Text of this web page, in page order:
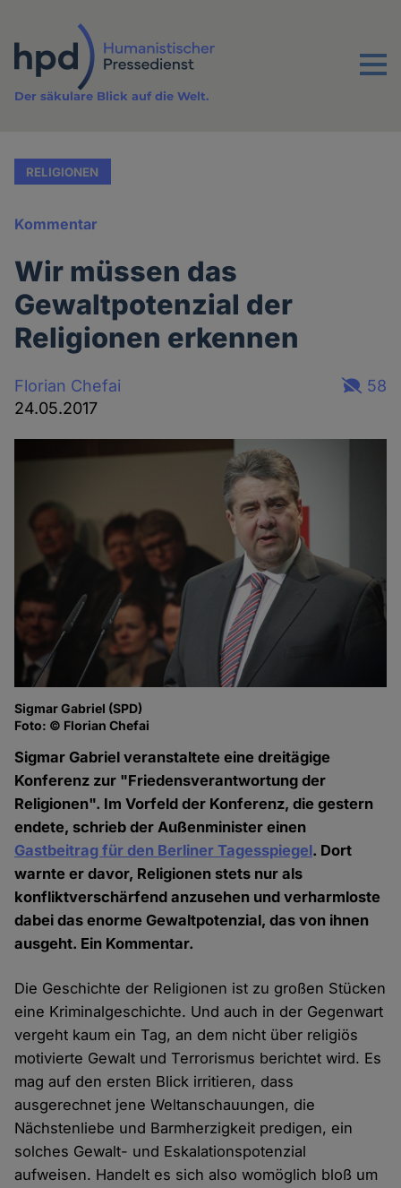
Inhalt
Menu
Der säkulare Blick auf die Welt.
RELIGIONEN
Kommentar
Wir müssen das
Gewaltpotenzial der
Religionen erkennen
Florian Chefai
24.05.2017
58
Sigmar Gabriel (SPD)
Foto: © Florian Chefai
Sigmar Gabriel veranstaltete eine dreitägige
Konferenz zur "Friedensverantwortung der
Religionen". Im Vorfeld der Konferenz, die gestern
endete, schrieb der Außenminister einen
Gastbeitrag für den Berliner Tagesspiegel. Dort
warnte er davor, Religionen stets nur als
konfliktverschärfend anzusehen und verharmloste
dabei das enorme Gewaltpotenzial, das von ihnen
ausgeht. Ein Kommentar.
Die Geschichte der Religionen ist zu großen Stücken
eine Kriminalgeschichte. Und auch in der Gegenwart
vergeht kaum ein Tag, an dem nicht über religiös
motivierte Gewalt und Terrorismus berichtet wird. Es
mag auf den ersten Blick irritieren, dass
ausgerechnet jene Weltanschauungen, die
Nächstenliebe und Barmherzigkeit predigen, ein
solches Gewalt- und Eskalationspotenzial
aufweisen. Handelt es sich also womöglich bloß um